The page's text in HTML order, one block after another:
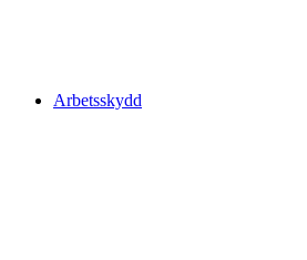
Arbetsskydd